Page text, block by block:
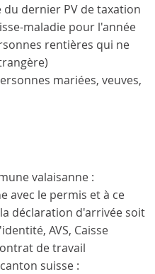
dernier PV de taxation
maladie pour l'année
rentières qui ne
mariées, veuves,
valaisanne :
avec le permis et à ce
déclaration d'arrivée soit
AVS, Caisse
de travail
suisse :